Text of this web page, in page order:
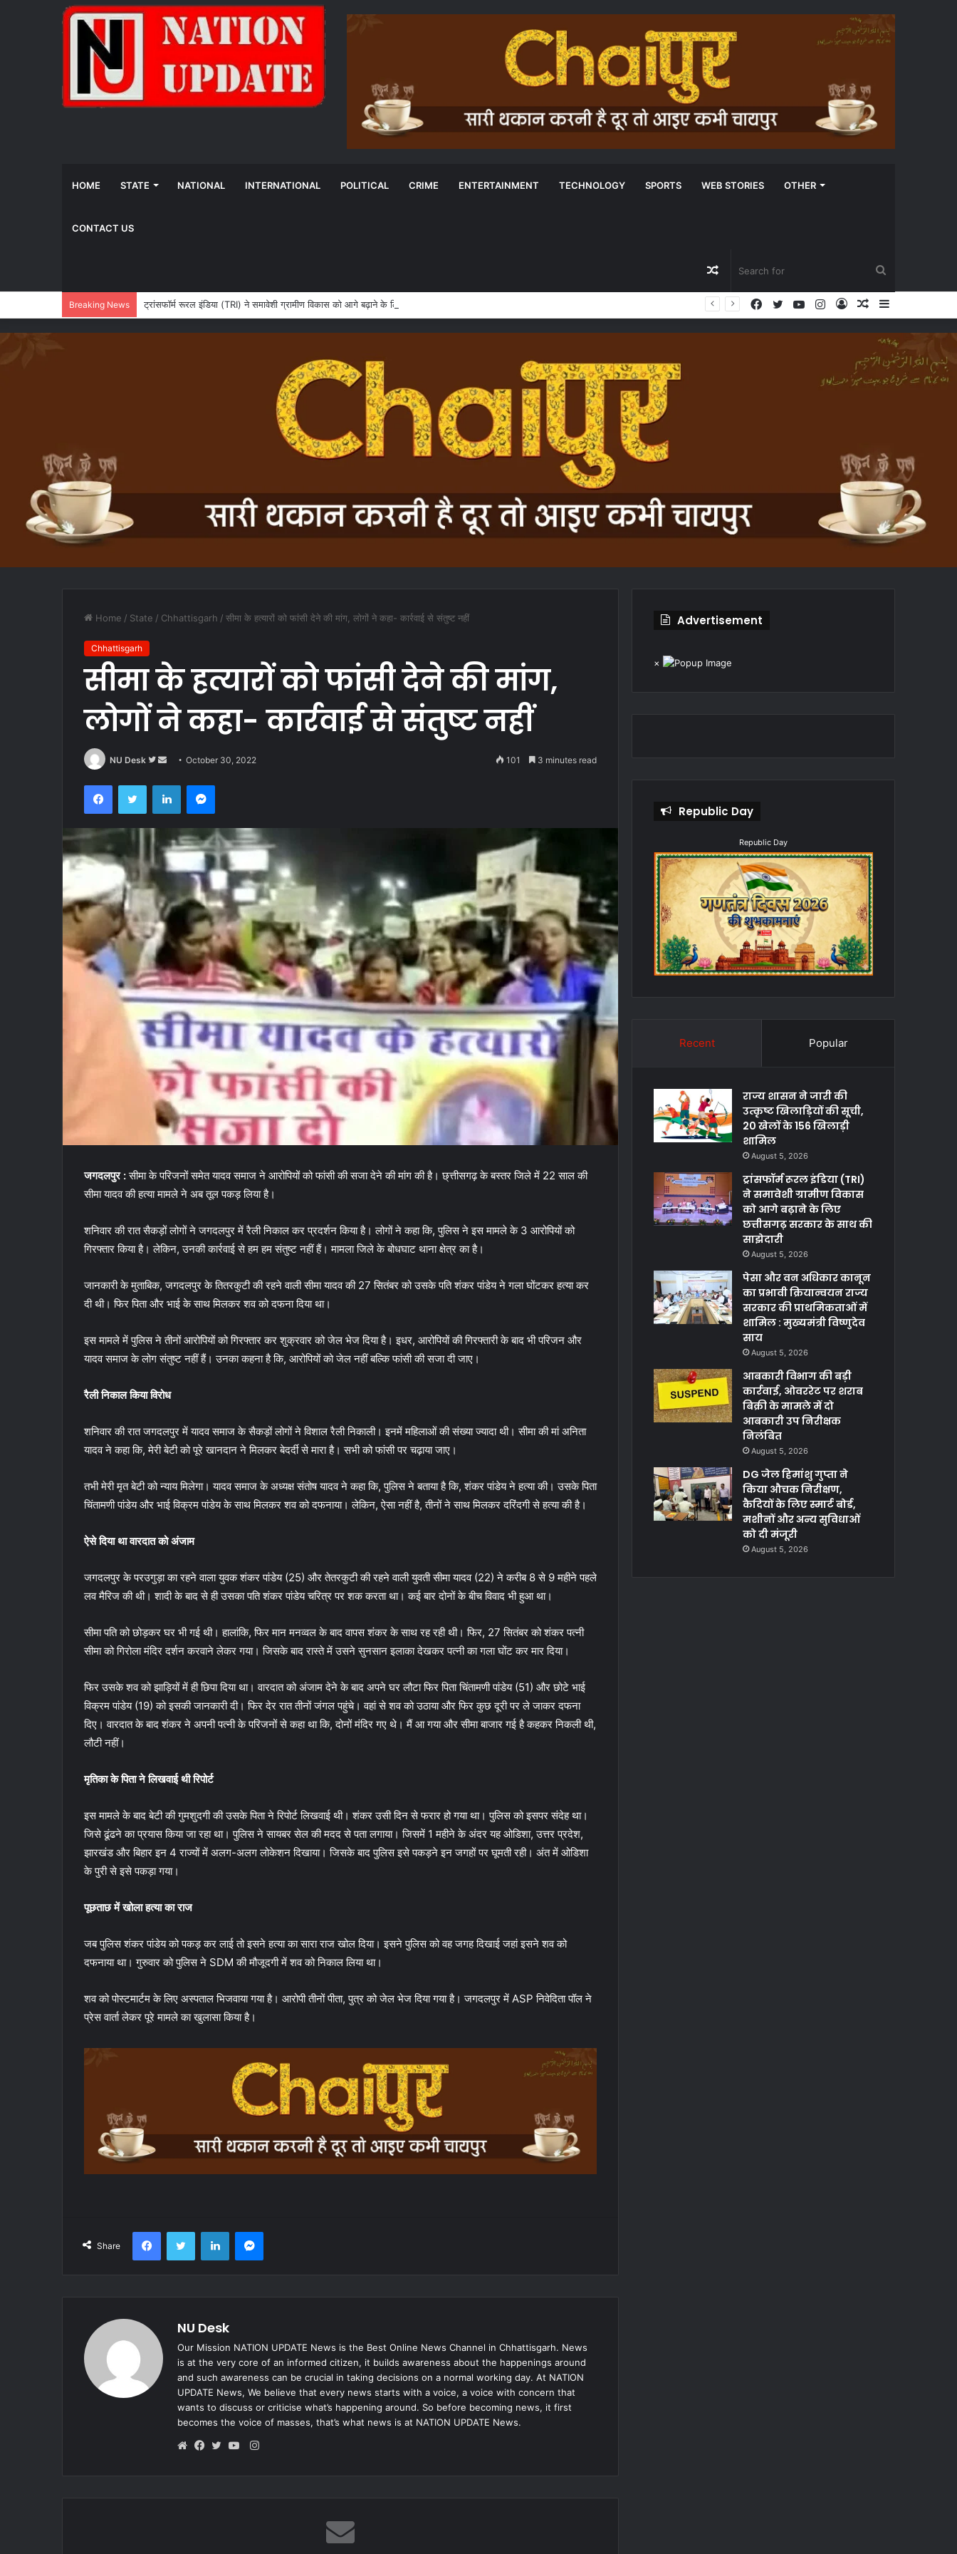
HOME STATE NATIONAL INTERNATIONAL POLITICAL CRIME ENTERTAINMENT TECHNOLOGY SPORTS WEB STORIES OTHER
CONTACT US
for
Random
Article
Breaking News ट्रांसफॉर्म रूरल इंडिया (TRI) ने समावेशी ग्रामीण विकास को आगे बढ़ाने के लिए छत्तीसगढ़ सरकार के साथ की साझेदारी Sidebar
Random
Log
Instagram
YouTube
Twitter
Facebook
Home / State / Chhattisgarh / सीमा के हत्यारों को फांसी देने की मांग, लोगों ने कहा- कार्रवाई से संतुष्ट नहीं
Chhattisgarh
सीमा के हत्यारों को फांसी देने की मांग,
लोगों ने कहा- कार्रवाई से संतुष्ट नहीं
NU Desk
Follow
Twitter
SendOctober 30, 2022 101 3 minutes read
FacebookTwitter LinkedInMessenger
जगदलपुर :सीमा के परिजनों समेत यादव समाज ने आरोपियों को फांसी की सजा देने की मांग की है। छ्त्तीसगढ़ के बस्तर जिले में 22 साल की
सीमा यादव की हत्या मामले ने अब तूल पकड़ लिया है।
शनिवार की रात सैकड़ों लोगों ने जगदलपुर में रैली निकाल कर प्रदर्शन किया है। लोगों ने कहा कि, पुलिस ने इस मामले के 3 आरोपियों को
गिरफ्तार किया है। लेकिन, उनकी कार्रवाई से हम हम संतुष्ट नहीं हैं। मामला जिले के बोधघाट थाना क्षेत्र का है।
जानकारी के मुताबिक, जगदलपुर के तितरकुटी की रहने वाली सीमा यादव की 27 सितंबर को उसके पति शंकर पांडेय ने गला घोंटकर हत्या कर
दी थी। फिर पिता और भाई के साथ मिलकर शव को दफना दिया था।
इस मामले में पुलिस ने तीनों आरोपियों को गिरफ्तार कर शुक्रवार को जेल भेज दिया है। इधर, आरोपियों की गिरफ्तारी के बाद भी परिजन और
यादव समाज के लोग संतुष्ट नहीं हैं। उनका कहना है कि, आरोपियों को जेल नहीं बल्कि फांसी की सजा दी जाए।
रैली निकाल किया विरोध
शनिवार की रात जगदलपुर में यादव समाज के सैकड़ों लोगों ने विशाल रैली निकाली। इनमें महिलाओं की संख्या ज्यादा थी। सीमा की मां अनिता
यादव ने कहा कि, मेरी बेटी को पूरे खानदान ने मिलकर बेदर्दी से मारा है। सभी को फांसी पर चढ़ाया जाए।
तभी मेरी मृत बेटी को न्याय मिलेगा। यादव समाज के अध्यक्ष संतोष यादव ने कहा कि, पुलिस ने बताया है कि, शंकर पांडेय ने हत्या की। उसके पिता
चिंतामणी पांडेय और भाई विक्रम पांडेय के साथ मिलकर शव को दफनाया। लेकिन, ऐसा नहीं है, तीनों ने साथ मिलकर दरिंदगी से हत्या की है।
ऐसे दिया था वारदात को अंजाम
जगदलपुर के परउगुड़ा का रहने वाला युवक शंकर पांडेय (25) और तेतरकुटी की रहने वाली युवती सीमा यादव (22) ने करीब 8 से 9 महीने पहले
लव मैरिज की थी। शादी के बाद से ही उसका पति शंकर पांडेय चरित्र पर शक करता था। कई बार दोनों के बीच विवाद भी हुआ था।
सीमा पति को छोड़कर घर भी गई थी। हालांकि, फिर मान मनव्वल के बाद वापस शंकर के साथ रह रही थी। फिर, 27 सितंबर को शंकर पत्नी
सीमा को गिरोला मंदिर दर्शन करवाने लेकर गया। जिसके बाद रास्ते में उसने सुनसान इलाका देखकर पत्नी का गला घोंट कर मार दिया।
फिर उसके शव को झाड़ियों में ही छिपा दिया था। वारदात को अंजाम देने के बाद अपने घर लौटा फिर पिता चिंतामणी पांडेय (51) और छोटे भाई
विक्रम पांडेय (19) को इसकी जानकारी दी। फिर देर रात तीनों जंगल पहुंचे। वहां से शव को उठाया और फिर कुछ दूरी पर ले जाकर दफना
दिए। वारदात के बाद शंकर ने अपनी पत्नी के परिजनों से कहा था कि, दोनों मंदिर गए थे। मैं आ गया और सीमा बाजार गई है कहकर निकली थी,
लौटी नहीं।
मृतिका के पिता ने लिखवाई थी रिपोर्ट
इस मामले के बाद बेटी की गुमशुदगी की उसके पिता ने रिपोर्ट लिखवाई थी। शंकर उसी दिन से फरार हो गया था। पुलिस को इसपर संदेह था।
जिसे ढूंढने का प्रयास किया जा रहा था। पुलिस ने सायबर सेल की मदद से पता लगाया। जिसमें 1 महीने के अंदर यह ओडिशा, उत्तर प्रदेश,
झारखंड और बिहार इन 4 राज्यों में अलग-अलग लोकेशन दिखाया। जिसके बाद पुलिस इसे पकड़ने इन जगहों पर घूमती रही। अंत में ओडिशा
के पुरी से इसे पकड़ा गया।
पूछताछ में खोला हत्या का राज
जब पुलिस शंकर पांडेय को पकड़ कर लाई तो इसने हत्या का सारा राज खोल दिया। इसने पुलिस को वह जगह दिखाई जहां इसने शव को
दफनाया था। गुरुवार को पुलिस ने SDM की मौजूदगी में शव को निकाल लिया था।
शव को पोस्टमार्टम के लिए अस्पताल भिजवाया गया है। आरोपी तीनों पीता, पुत्र को जेल भेज दिया गया है। जगदलपुर में ASP निवेदिता पॉल ने
प्रेस वार्ता लेकर पूरे मामले का खुलासा किया है।
Share
FacebookTwitter LinkedInMessenger
NU Desk
Our Mission NATION UPDATE News is the Best Online News Channel in Chhattisgarh. News
is at the very core of an informed citizen, it builds awareness about the happenings around
and such awareness can be crucial in taking decisions on a normal working day. At NATION
UPDATE News, We believe that every news starts with a voice, a voice with concern that
wants to discuss or criticise what’s happening around. So before becoming news, it first
becomes the voice of masses, that’s what news is at NATION UPDATE News.
Instagram
Advertisement
×
Republic Day
Republic Day
Recent Popular
राज्य शासन ने जारी की
उत्कृष्ट खिलाड़ियों की सूची,
20 खेलों के 156 खिलाड़ी
शामिल
August 5, 2026
ट्रांसफॉर्म रूरल इंडिया (TRI)
ने समावेशी ग्रामीण विकास
को आगे बढ़ाने के लिए
छत्तीसगढ़ सरकार के साथ की
साझेदारी
August 5, 2026
पेसा और वन अधिकार कानून
का प्रभावी क्रियान्वयन राज्य
सरकार की प्राथमिकताओं में
शामिल : मुख्यमंत्री विष्णुदेव
साय
August 5, 2026
आबकारी विभाग की बड़ी
कार्रवाई, ओवररेट पर शराब
बिक्री के मामले में दो
आबकारी उप निरीक्षक
निलंबित
August 5, 2026
DG जेल हिमांशु गुप्ता ने
किया औचक निरीक्षण,
कैदियों के लिए स्मार्ट बोर्ड,
मशीनों और अन्य सुविधाओं
को दी मंजूरी
August 5, 2026